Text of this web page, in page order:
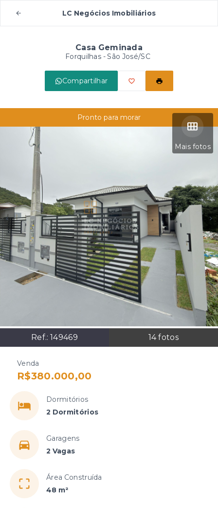
LC Negócios Imobiliários
Casa Geminada
Forquilhas - São José/SC
Compartilhar
Mais fotos
Ref.:149469 14fotos
Pronto para morar
Venda
R$380.000,00
Dormitórios
2 Dormitórios
Garagens
2 Vagas
Área Construída
48 m²